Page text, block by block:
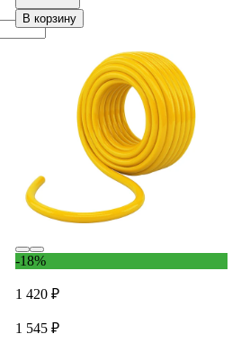
В корзину
-18%
1 420 ₽
1 545 ₽